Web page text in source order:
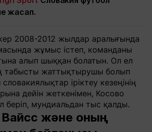
жасап.
2008-2012 жылдар аралығында
жұмыс істеп, команданы
алып шыққан болатын. Ол ел
табысты жаттықтырушы болып
іріктеу кезеңінің
дейін жеткенімен, Косово
беріп, мундиальдан тыс қалды.
және оның